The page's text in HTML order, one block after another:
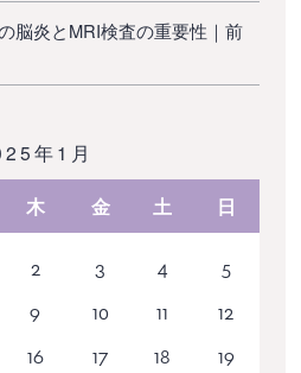
脳炎とMRI検査の重要性｜前
年1月
木 金 土 日
2 3 4
5
9 10 11
12
16 17 18
19